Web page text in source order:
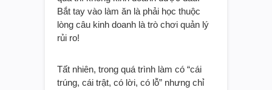
Bắt tay vào làm ăn là phải học thuộc
lòng câu kinh doanh là trò chơi quản lý
rủi ro!
Tất nhiên, trong quá trình làm có “cái
trúng, cái trật, có lời, có lỗ” nhưng chỉ